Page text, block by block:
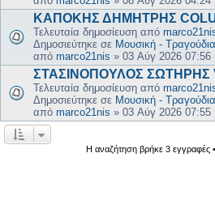
ΚΑΠΟΚΗΣ ΔΗΜΗΤΡΗΣ
Τελευταία δημοσίευση από
Δημοσιεύτηκε σε Μουσική - Τραγούδια
από marco21nis » 03 Αύγ 2026 07:56
ΣΤΑΣΙΝΟΠΟΥΛΟΣ ΣΩΤΗΡΗΣ
Τελευταία δημοσίευση από
Δημοσιεύτηκε σε Μουσική - Τραγούδια
από marco21nis » 03 Αύγ 2026 07:55
Η αναζήτηση βρήκε 3 εγγραφές